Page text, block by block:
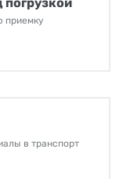
приемку
в транспорт